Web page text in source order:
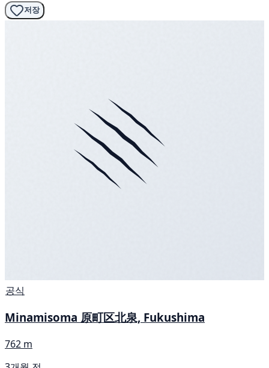
저장
공식
Minamisoma 原町区北泉, Fukushima
762 m